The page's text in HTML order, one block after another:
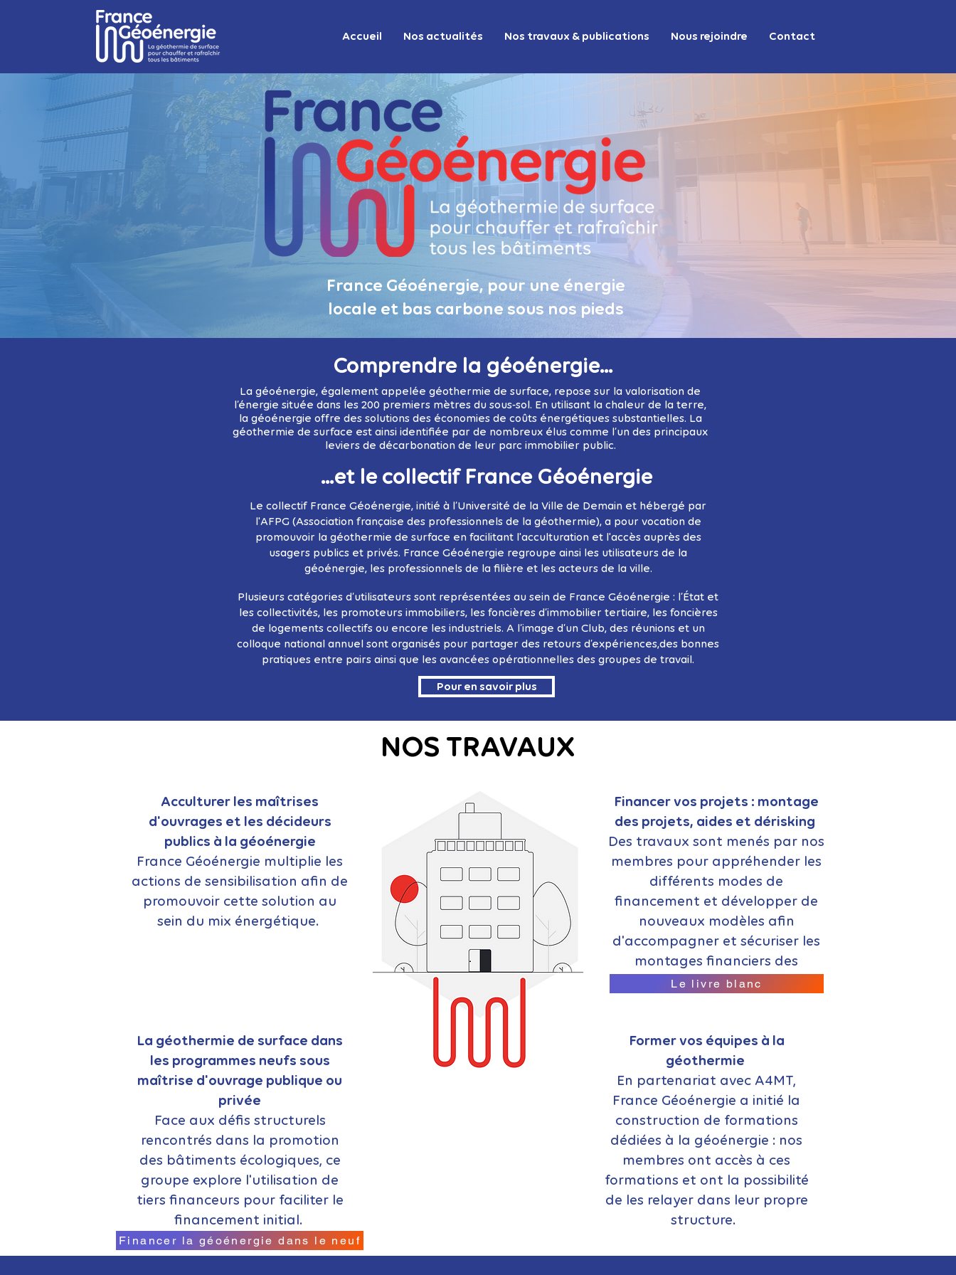
Accueil Nos actualités Nos travaux & publications Nous rejoindre Contact
France Géoénergie, pour une énergie
locale et bas carbone sous nos pieds
Comprendre la géoénergie...
La géoénergie, également appelée géothermie de surface, repose sur la valorisation de
l’énergie située dans les 200 premiers mètres du sous-sol. En utilisant la chaleur de la terre,
la géoénergie offre des solutions des économies de coûts énergétiques substantielles. La
géothermie de surface est ainsi identifiée par de nombreux élus comme l’un des principaux
leviers de décarbonation de leur parc immobilier public.
...et le collectif France Géoénergie
Le collectif France Géoénergie, initié à l’Université de la Ville de Demain et hébergé par
l'AFPG (Association française des professionnels de la géothermie), a pour vocation de
promouvoir la géothermie de surface en facilitant l'acculturation et l'accès auprès des
usagers publics et privés. France Géoénergie regroupe ainsi les utilisateurs de la
géoénergie, les professionnels de la filière et les acteurs de la ville.
Plusieurs catégories d’utilisateurs sont représentées au sein de France Géoénergie : l’État et
les collectivités, les promoteurs immobiliers, les foncières d’immobilier tertiaire, les foncières
de logements collectifs ou encore les industriels. A l’image d’un Club, des réunions et un
colloque national annuel sont organisés pour partager des retours d’expériences,des bonnes
pratiques entre pairs ainsi que les avancées opérationnelles des groupes de travail.
Pour en savoir plus
NOS TRAVAUX
Acculturer les maîtrises
d'ouvrages et les décideurs
publics à la géoénergie
France Géoénergie multiplie les
actions de sensibilisation afin de
promouvoir cette solution au
sein du mix énergétique.
La géothermie de surface dans
les programmes neufs sous
maîtrise d'ouvrage publique ou
privée
Face aux défis structurels
rencontrés dans la promotion
des bâtiments écologiques, ce
groupe explore l'utilisation de
tiers financeurs pour faciliter le
financement initial.
Financer vos projets : montage
des projets, aides et dérisking
Des travaux sont menés par nos
membres pour appréhender les
différents modes de
financement et développer de
nouveaux modèles afin
d'accompagner et sécuriser les
montages financiers des
installations de géoénergie.
Former vos équipes à la
géothermie
En partenariat avec A4MT,
France Géoénergie a initié la
construction de formations
dédiées à la géoénergie : nos
membres ont accès à ces
formations et ont la possibilité
de les relayer dans leur propre
structure.
Le livre blanc
Financer la géoénergie dans le neuf